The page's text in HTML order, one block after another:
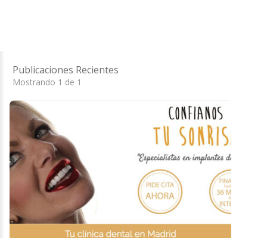
Publicaciones Recientes
Mostrando 1 de 1